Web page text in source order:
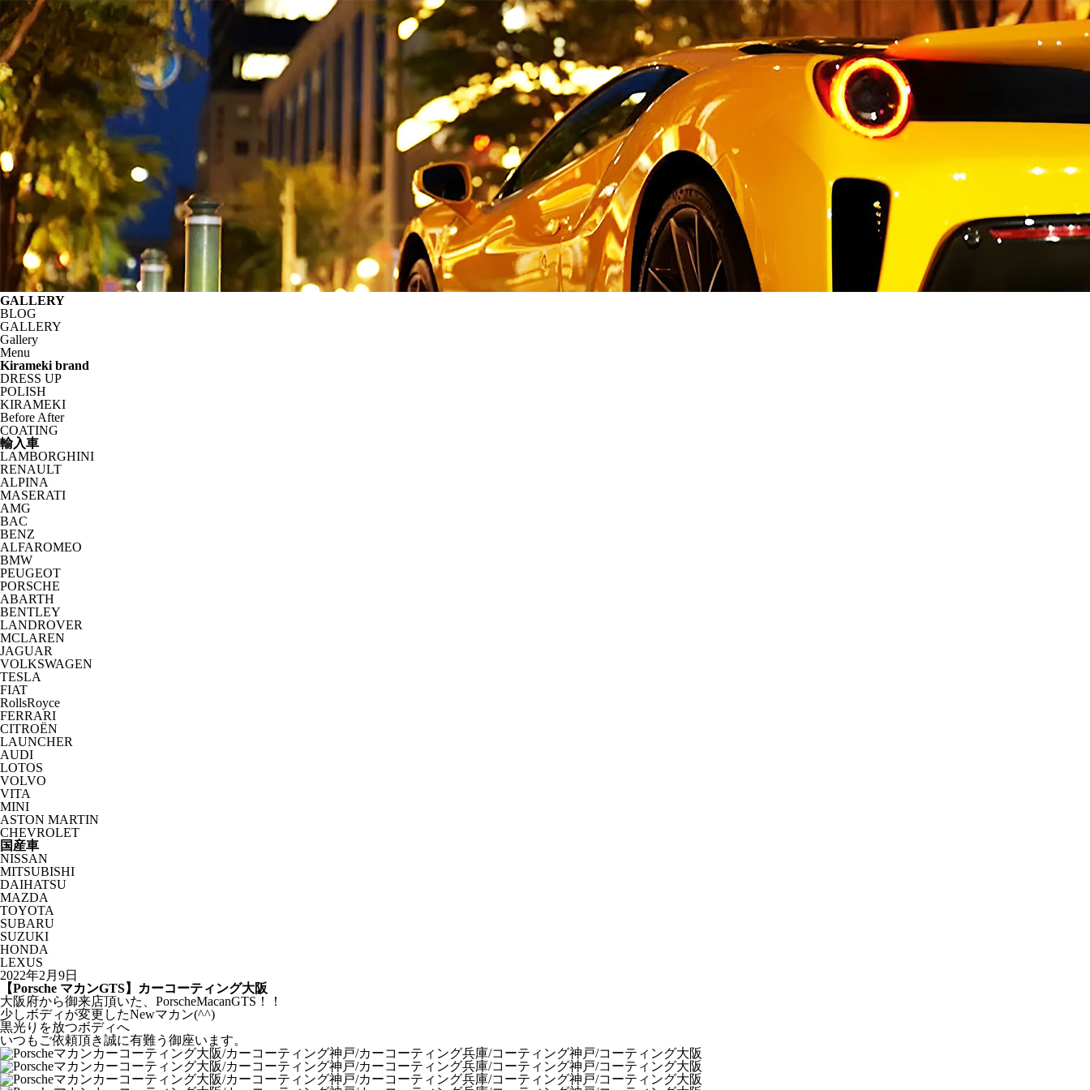
GALLERY
BLOG
GALLERY
Gallery
Menu
Kirameki brand
DRESS UP
POLISH
KIRAMEKI
Before After
COATING
輸入車
LAMBORGHINI
RENAULT
ALPINA
MASERATI
AMG
BAC
BENZ
ALFAROMEO
BMW
PEUGEOT
PORSCHE
ABARTH
BENTLEY
LANDROVER
MCLAREN
JAGUAR
VOLKSWAGEN
TESLA
FIAT
RollsRoyce
FERRARI
CITROËN
LAUNCHER
AUDI
LOTOS
VOLVO
VITA
MINI
ASTON MARTIN
CHEVROLET
国産車
NISSAN
MITSUBISHI
DAIHATSU
MAZDA
TOYOTA
SUBARU
SUZUKI
HONDA
LEXUS
2022年2月9日
【Porsche マカンGTS】カーコーティング大阪
大阪府から御来店頂いた、PorscheMacanGTS！！
少しボディが変更したNewマカン(^^)
黒光りを放つボディへ
いつもご依頼頂き誠に有難う御座います。